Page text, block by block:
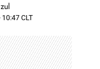
CLT